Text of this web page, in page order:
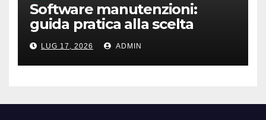
Software manutenzioni:
guida pratica alla scelta
efficace
LUG 17, 2026 ADMIN